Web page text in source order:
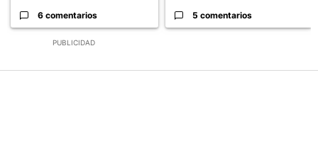
PUBLICIDAD
6 comentarios 5 comentarios